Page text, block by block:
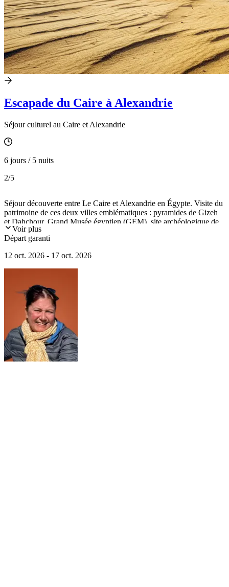
Escapade du Caire à Alexandrie
Séjour culturel au Caire et Alexandrie
6 jours / 5 nuits
2/5
Séjour découverte entre Le Caire et Alexandrie en Égypte. Visite du
patrimoine de ces deux villes emblématiques : pyramides de Gizeh
et Dahchour, Grand Musée égyptien (GEM), site archéologique de
Saqqarah, mais aussi catacombes de Kom el Chougafa, parc
archéologique du Serapeum, musée gréco-romain, Fort de Qayt
Voir plus
Départ garanti
12 oct. 2026 - 17 oct. 2026